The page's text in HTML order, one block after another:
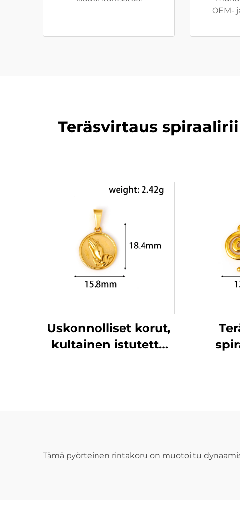
OEM-
Teräsvirtaus
Uskonnolliset korut,
kultainen istutettu
Tämä pyörteinen rintakoru on muotoiltu